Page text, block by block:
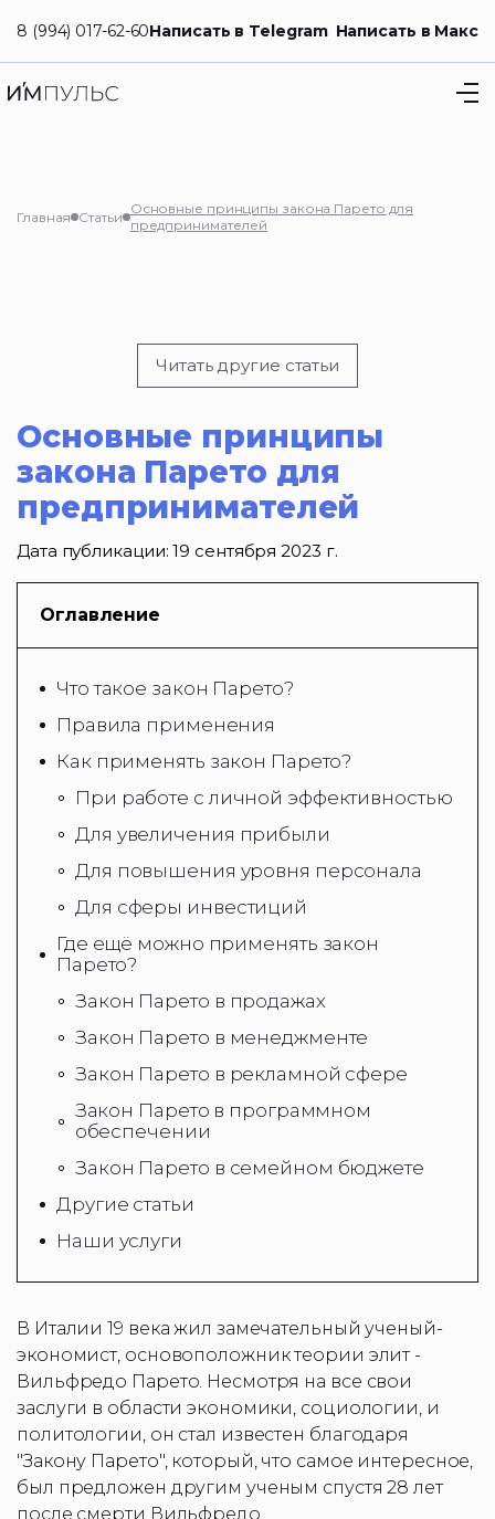
8 (994) 017-62-60Написать в Telegram Написать в Макс
Главная Статьи Основные принципы закона Парето для
предпринимателей
Читать другие статьи
Основные принципы
закона Парето для
предпринимателей
Дата публикации:19 сентября 2023 г.
Оглавление
Что такое закон Парето?
Правила применения
Как применять закон Парето?
При работе с личной эффективностью
Для увеличения прибыли
Для повышения уровня персонала
Для сферы инвестиций
Где ещё можно применять закон
Парето?
Закон Парето в продажах
Закон Парето в менеджменте
Закон Парето в рекламной сфере
Закон Парето в программном
обеспечении
Закон Парето в семейном бюджете
Другие статьи
Наши услуги
В Италии 19 века жил замечательный ученый-
экономист, основоположник теории элит -
Вильфредо Парето. Несмотря на все свои
заслуги в области экономики, социологии, и
политологии, он стал известен благодаря
"Закону Парето", который, что самое интересное,
был предложен другим ученым спустя 28 лет
после смерти Вильфредо.